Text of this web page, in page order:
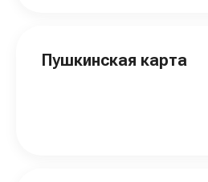
Пушкинская карта